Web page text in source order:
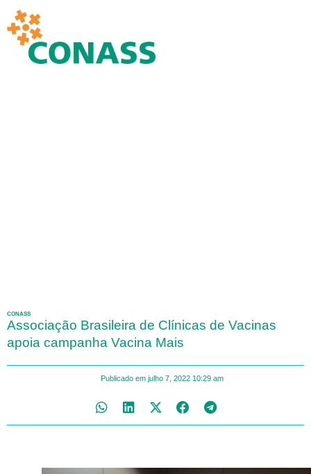
CONASS
Associação Brasileira de Clínicas de Vacinas
apoia campanha Vacina Mais
Publicado em julho 7, 2022 10:29 am